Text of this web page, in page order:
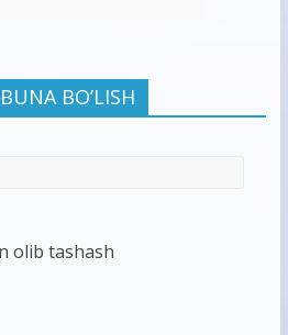
BO’LISH
olib tashash